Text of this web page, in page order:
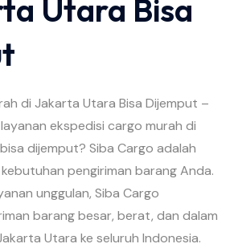
Utara Bisa
di Jakarta Utara Bisa Dijemput –
ekspedisi cargo murah di
dijemput? Siba Cargo adalah
pengiriman barang Anda.
unggulan, Siba Cargo
barang besar, berat, dan dalam
Utara ke seluruh Indonesia.